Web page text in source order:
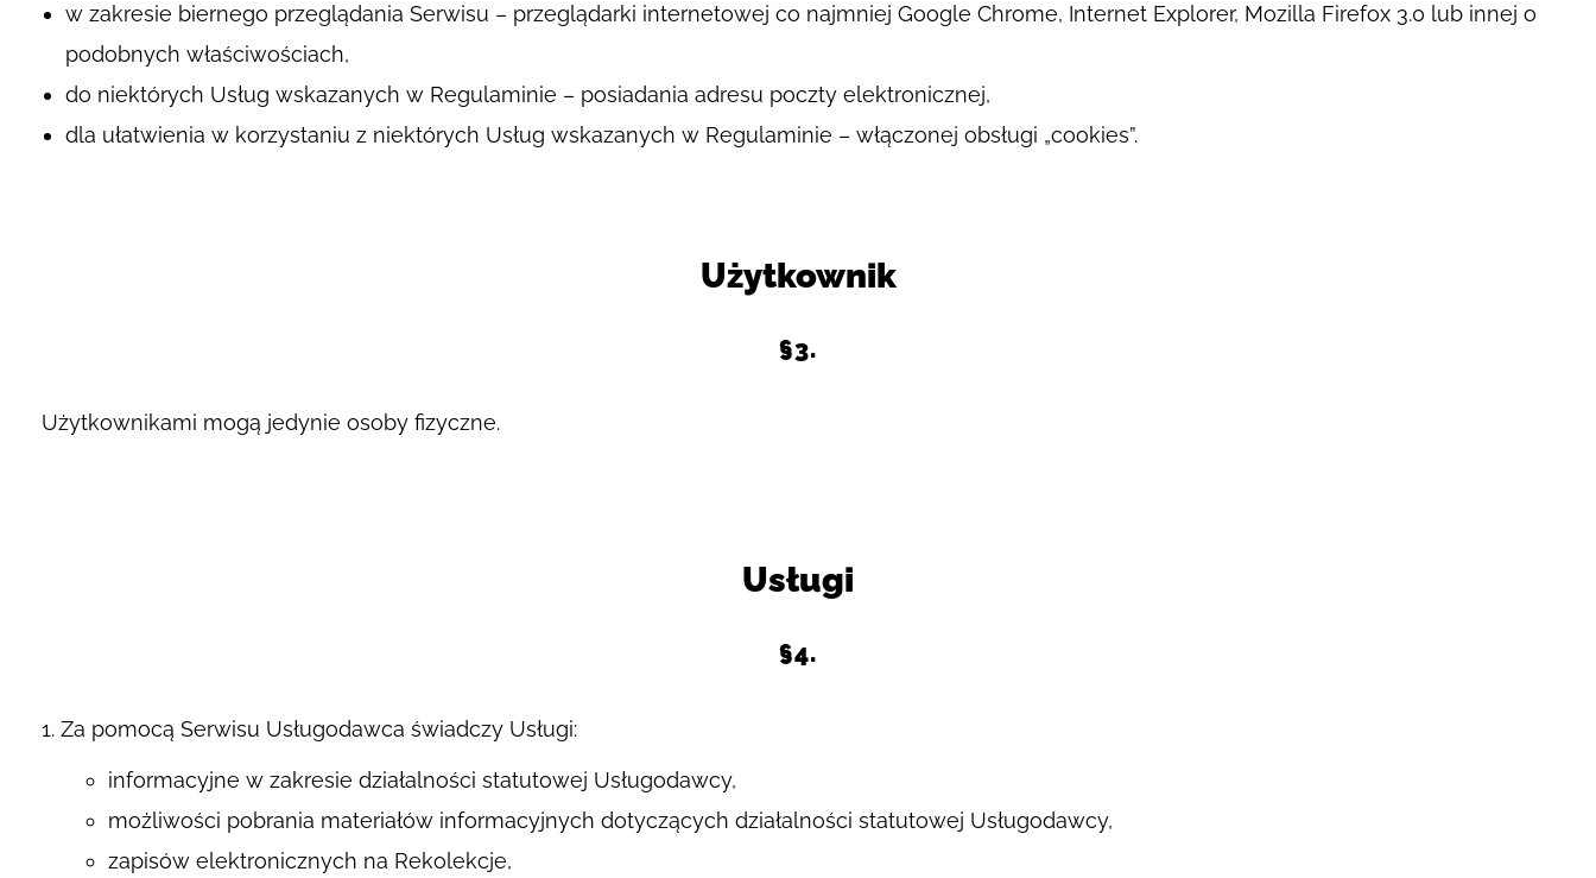
w zakresie biernego przeglądania Serwisu – przeglądarki internetowej co najmniej Google Chrome, Internet Explorer, Mozilla Firefox 3.0 lub innej o
podobnych właściwościach,
do niektórych Usług wskazanych w Regulaminie – posiadania adresu poczty elektronicznej,
dla ułatwienia w korzystaniu z niektórych Usług wskazanych w Regulaminie – włączonej obsługi „cookies”.
Użytkownik
§3.
Użytkownikami mogą jedynie osoby fizyczne.
Usługi
§4.
Za pomocą Serwisu Usługodawca świadczy Usługi:
informacyjne w zakresie działalności statutowej Usługodawcy,
możliwości pobrania materiałów informacyjnych dotyczących działalności statutowej Usługodawcy,
zapisów elektronicznych na Rekolekcje,